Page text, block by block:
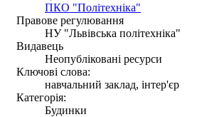
ПКО "Політехніка"
Правове регулювання
НУ "Львівська політехніка"
Видавець
Неопубліковані ресурси
Ключові слова:
навчальний заклад, інтер'єр
Категорія:
Будинки